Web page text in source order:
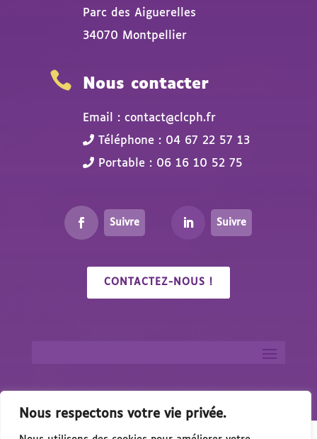
Nous respectons votre vie privée.
Parc des Aiguerelles
34070 Montpellier
 Nous contacter
Email : contact@clcph.fr
Téléphone : 04 67 22 57 13
Portable : 06 16 10 52 75
Suivre Suivre
CONTACTEZ-NOUS !